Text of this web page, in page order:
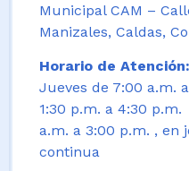
Municipal CAM –
Manizales, Caldas,
Horario de Atención:
Jueves de 7:00 a.m.
1:30 p.m. a 4:30
a.m. a 3:00 p.m. , en
continua